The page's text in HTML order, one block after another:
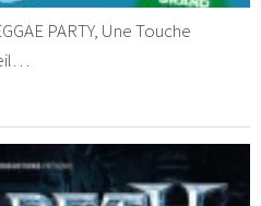
PARTY, Une Touche